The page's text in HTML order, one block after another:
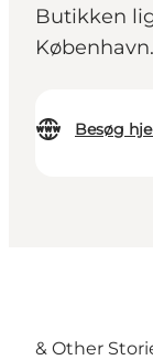
Butikken
København.
Besøg
& Other